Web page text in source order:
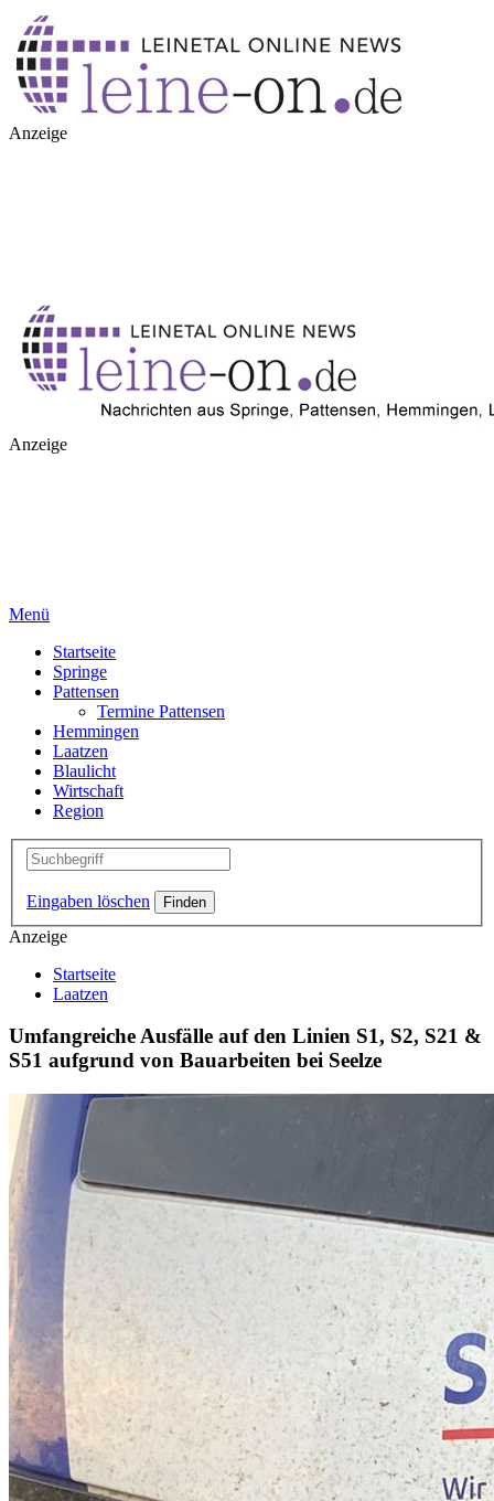
Anzeige
Anzeige
Menü
Startseite
Springe
Pattensen
Termine Pattensen
Hemmingen
Laatzen
Blaulicht
Wirtschaft
Region
Eingaben löschen
Anzeige
Startseite
Laatzen
Umfangreiche Ausfälle auf den Linien S1, S2, S21 &
S51 aufgrund von Bauarbeiten bei Seelze